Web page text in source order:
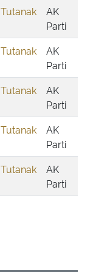
Tutanak
AK
Parti
Tutanak
AK
Parti
Tutanak
AK
Parti
Tutanak
AK
Parti
Tutanak
AK
Parti